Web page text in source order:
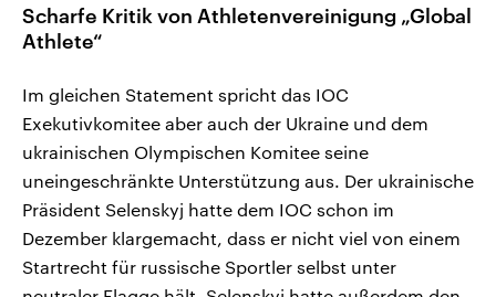
Scharfe Kritik von Athletenvereinigung „Global
Athlete“
Im gleichen Statement spricht das IOC
Exekutivkomitee aber auch der Ukraine und dem
ukrainischen Olympischen Komitee seine
uneingeschränkte Unterstützung aus. Der ukrainische
Präsident Selenskyj hatte dem IOC schon im
Dezember klargemacht, dass er nicht viel von einem
Startrecht für russische Sportler selbst unter